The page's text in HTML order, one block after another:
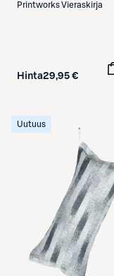
PrintworksVieraskirja
Hinta29,95 €
Uutuus